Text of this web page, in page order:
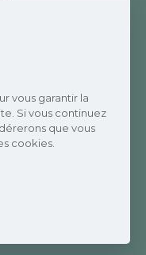
vous garantir la
Si vous continuez
que vous
cookies.